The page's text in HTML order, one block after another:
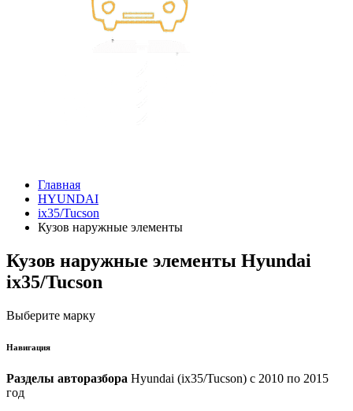
Главная
HYUNDAI
ix35/Tucson
Кузов наружные элементы
Кузов наружные элементы Hyundai
ix35/Tucson
Выберите марку
Навигация
Разделы авторазбора Hyundai (ix35/Tucson) с 2010 по 2015
год